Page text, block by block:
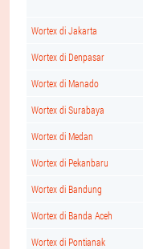
Wortex di Jakarta
Wortex di Denpasar
Wortex di Manado
Wortex di Surabaya
Wortex di Medan
Wortex di Pekanbaru
Wortex di Bandung
Wortex di Banda Aceh
Wortex di Pontianak